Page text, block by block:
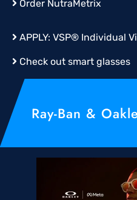
Order NutraMetrix
APPLY: VSP® Individual
Check out smart glasses
Ray-Ban &